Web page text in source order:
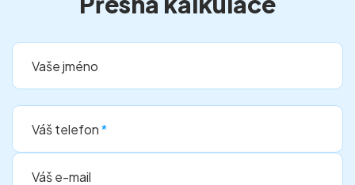
Vaše jméno
Váš telefon*
Váš e-mail